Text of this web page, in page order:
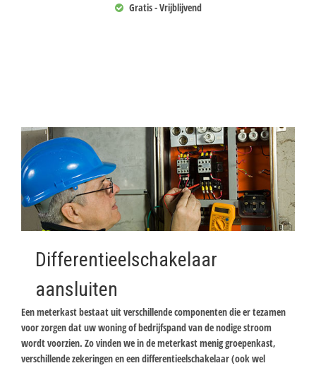
Gratis - Vrijblijvend
Differentieelschakelaar
aansluiten
Een meterkast bestaat uit verschillende componenten die er tezamen
voor zorgen dat uw woning of bedrijfspand van de nodige stroom
wordt voorzien. Zo vinden we in de meterkast menig groepenkast,
verschillende zekeringen en een differentieelschakelaar (ook wel